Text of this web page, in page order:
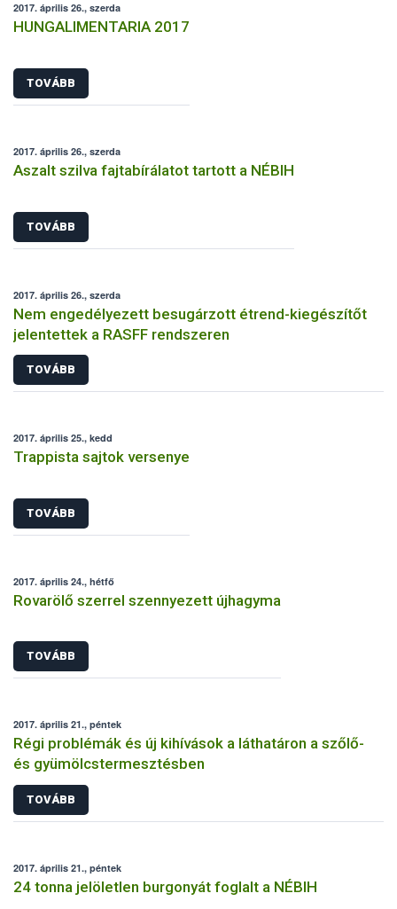
2017. április 26., szerda
HUNGALIMENTARIA 2017
TOVÁBB
2017. április 26., szerda
Aszalt szilva fajtabírálatot tartott a NÉBIH
TOVÁBB
2017. április 26., szerda
Nem engedélyezett besugárzott étrend-kiegészítőt
jelentettek a RASFF rendszeren
TOVÁBB
2017. április 25., kedd
Trappista sajtok versenye
TOVÁBB
2017. április 24., hétfő
Rovarölő szerrel szennyezett újhagyma
TOVÁBB
2017. április 21., péntek
Régi problémák és új kihívások a láthatáron a szőlő-
és gyümölcstermesztésben
TOVÁBB
2017. április 21., péntek
24 tonna jelöletlen burgonyát foglalt a NÉBIH